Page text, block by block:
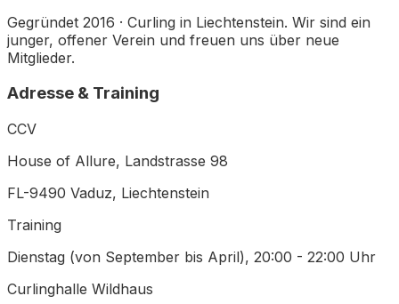
Gegründet 2016 · Curling in Liechtenstein. Wir sind ein
junger, offener Verein und freuen uns über neue
Mitglieder.
Adresse & Training
CCV
House of Allure, Landstrasse 98
FL-9490 Vaduz, Liechtenstein
Training
Dienstag (von September bis April), 20:00 - 22:00 Uhr
Curlinghalle Wildhaus